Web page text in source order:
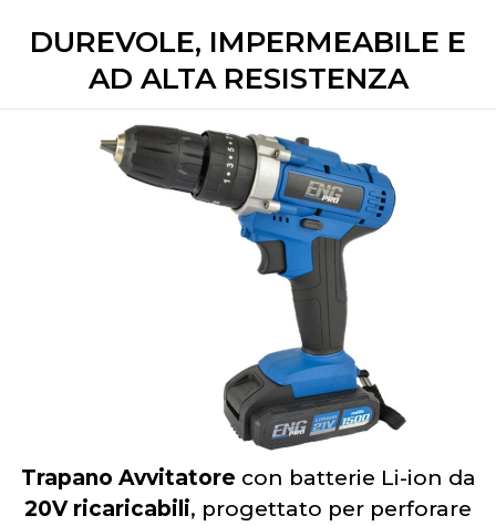
DUREVOLE, IMPERMEABILE E
AD ALTA RESISTENZA
Trapano Avvitatore con batterie Li-ion da
20V ricaricabili, progettato per perforare